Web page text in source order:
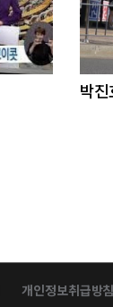
박진
개인정보취급방침